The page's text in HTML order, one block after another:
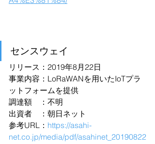
センスウェイ
リリース：2019年8月22日
事業内容：LoRaWANを用いたIoTプラ
ットフォームを提供
調達額　：不明
出資者　：朝日ネット
参考URL： https://asahi-
net.co.jp/media/pdf/asahinet_20190822